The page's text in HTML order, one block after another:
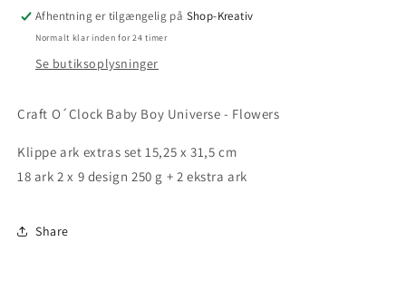
Afhentning er tilgængelig på Shop-Kreativ
Normalt klar inden for 24 timer
Se butiksoplysninger
Craft O´Clock Baby Boy Universe - Flowers
Klippe ark extras set 15,25 x 31,5 cm
18 ark 2 x 9 design 250 g + 2 ekstra ark
Share